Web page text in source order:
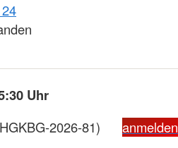
Uhr
2026-81)
anmelden